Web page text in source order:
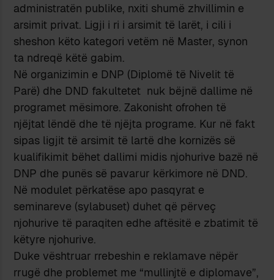
administratën publike, nxiti shumë zhvillimin e
arsimit privat. Ligji i ri i arsimit të larët, i cili i
sheshon këto kategori vetëm në Master, synon
ta ndreqë këtë gabim.
Në organizimin e DNP (Diplomë të Nivelit të
Parë) dhe DND fakultetet nuk bëjnë dallime në
programet mësimore. Zakonisht ofrohen të
njëjtat lëndë dhe të njëjta programe. Kur në fakt
sipas ligjit të arsimit të lartë dhe kornizës së
kualifikimit bëhet dallimi midis njohurive bazë në
DNP dhe punës së pavarur kërkimore në DND.
Në modulet përkatëse apo pasqyrat e
seminareve (sylabuset) duhet që përveç
njohurive të paraqiten edhe aftësitë e zbatimit të
këtyre njohurive.
Duke vështruar rrebeshin e reklamave nëpër
rrugë dhe problemet me “mullinjtë e diplomave”,